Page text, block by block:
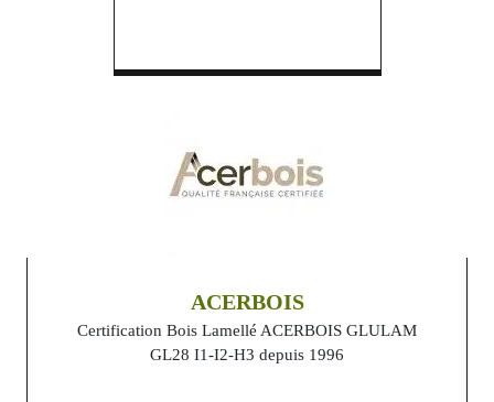
ACERBOIS
Certification Bois Lamellé ACERBOIS GLULAM
GL28 I1-I2-H3 depuis 1996